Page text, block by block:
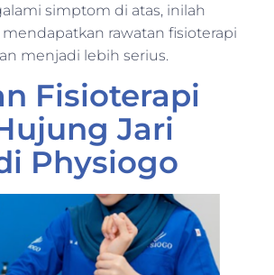
simptom di atas, inilah
rawatan fisioterapi
menjadi lebih serius.
Fisioterapi
Jari
Physiogo